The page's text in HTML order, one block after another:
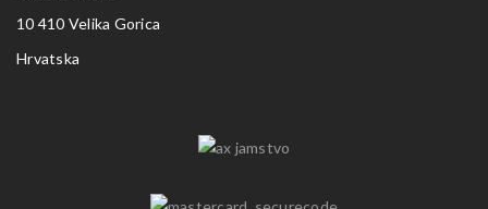
10 410 Velika Gorica
Hrvatska